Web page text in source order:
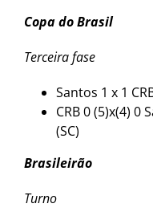
Copa do Brasil
Terceira fase
Santos 1 x 1
CRB 0 (5)x(4) 0
(SC)
Brasileirão
Turno